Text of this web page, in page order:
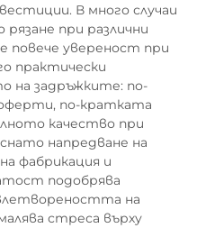
В много случаи
при различни
повече увереност при
практически
на задръжките: по-
по-кратката
качество при
напредване на
фабрикация и
подобрява
на
стреса върху